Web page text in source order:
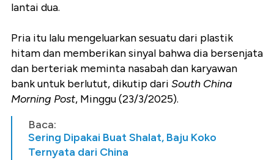
lantai dua.
Pria itu lalu mengeluarkan sesuatu dari plastik
hitam dan memberikan sinyal bahwa dia bersenjata
dan berteriak meminta nasabah dan karyawan
bank untuk berlutut, dikutip dari South China
Morning Post, Minggu (23/3/2025).
Baca:
Sering Dipakai Buat Shalat, Baju Koko
Ternyata dari China